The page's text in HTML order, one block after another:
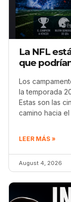
La NFL
que
Los
la temporada
Estas son las
camino hacia
LEER MÁS »
August 4, 2026